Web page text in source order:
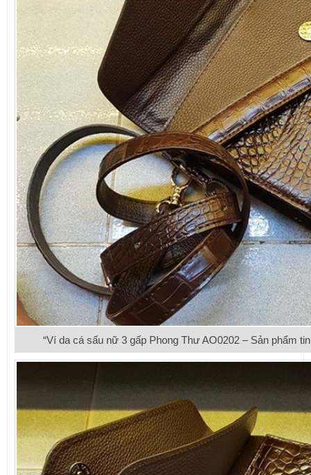
“Ví da cá sấu nữ 3 gấp Phong Thư AO0202 – Sản phẩm